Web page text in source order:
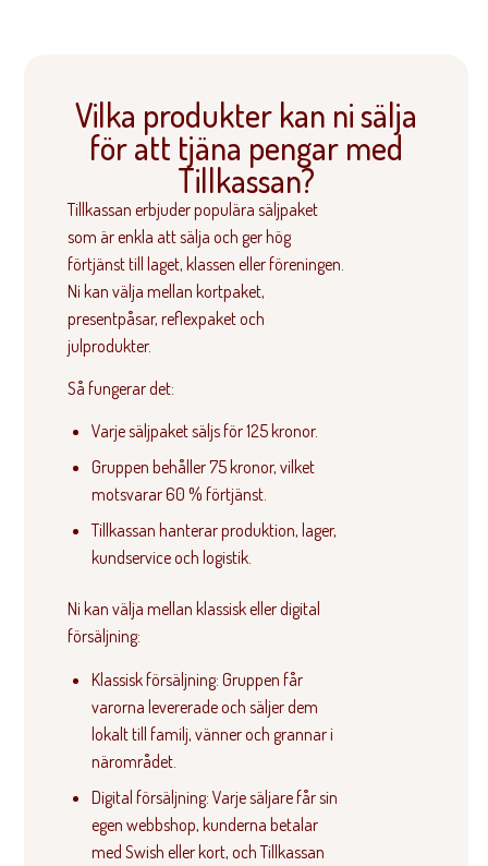
Vilka produkter kan ni sälja
för att tjäna pengar med
Tillkassan?
Tillkassan erbjuder populära säljpaket
som är enkla att sälja och ger hög
förtjänst till laget, klassen eller föreningen.
Ni kan välja mellan kortpaket,
presentpåsar, reflexpaket och
julprodukter.
Så fungerar det:
Varje säljpaket säljs för 125 kronor.
Gruppen behåller 75 kronor, vilket
motsvarar 60 % förtjänst.
Tillkassan hanterar produktion, lager,
kundservice och logistik.
Ni kan välja mellan klassisk eller digital
försäljning:
Klassisk försäljning: Gruppen får
varorna levererade och säljer dem
lokalt till familj, vänner och grannar i
närområdet.
Digital försäljning: Varje säljare får sin
egen webbshop, kunderna betalar
med Swish eller kort, och Tillkassan